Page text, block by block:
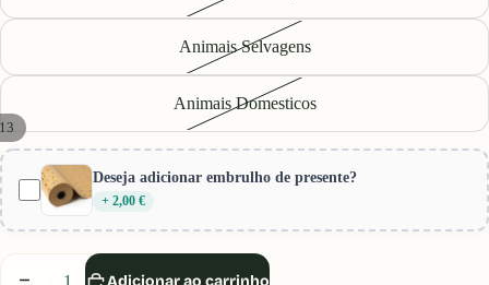
Animais Selvagens
Animais Domesticos
Deseja adicionar embrulho de presente?
+ 2,00 €
Diminuir
Aumentar
Adicionar ao carrinho